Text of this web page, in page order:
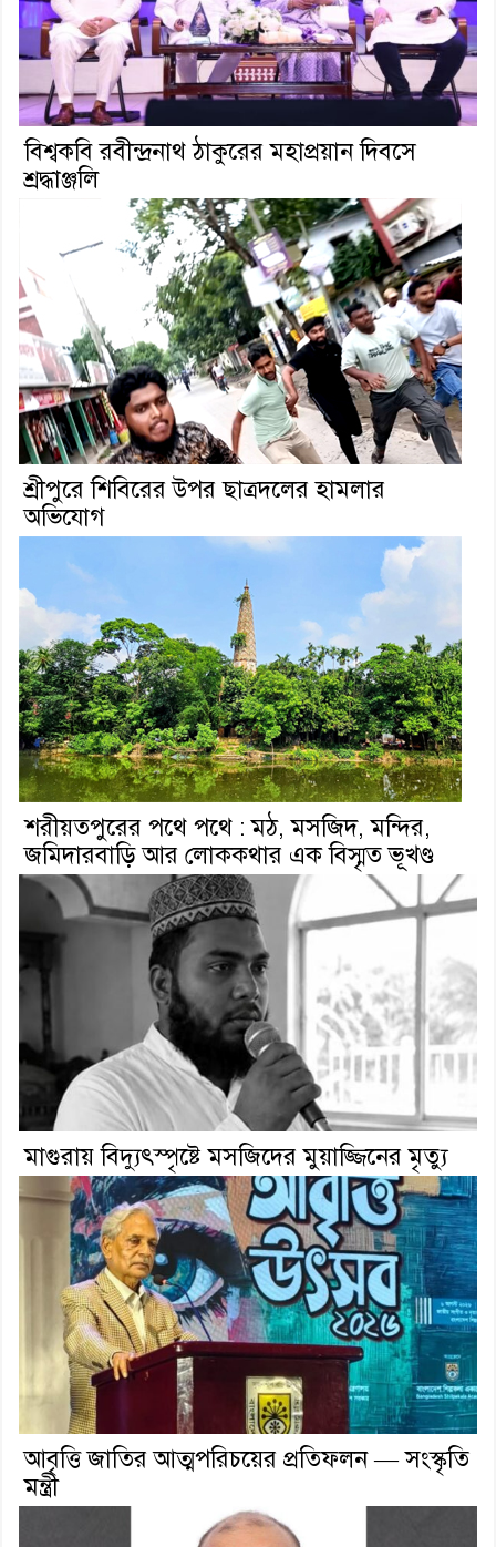
বিশ্বকবি রবীন্দ্রনাথ ঠাকুরের মহাপ্রয়ান দিবসে
শ্রদ্ধাঞ্জলি
শ্রীপুরে শিবিরের উপর ছাত্রদলের হামলার
অভিযোগ
শরীয়তপুরের পথে পথে : মঠ, মসজিদ, মন্দির,
জমিদারবাড়ি আর লোককথার এক বিস্মৃত ভূখণ্ড
মাগুরায় বিদ্যুৎস্পৃষ্টে মসজিদের মুয়াজ্জিনের মৃত্যু
আবৃত্তি জাতির আত্মপরিচয়ের প্রতিফলন — সংস্কৃতি
মন্ত্রী